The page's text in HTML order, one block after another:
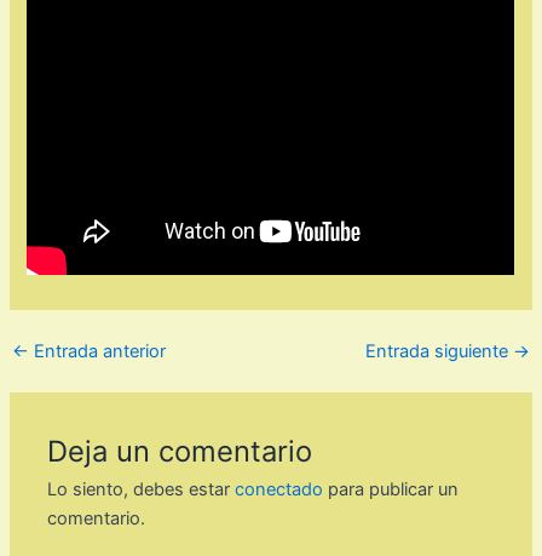
← Entrada anterior Entrada siguiente →
Deja un comentario
Lo siento, debes estarconectado para publicar un
comentario.